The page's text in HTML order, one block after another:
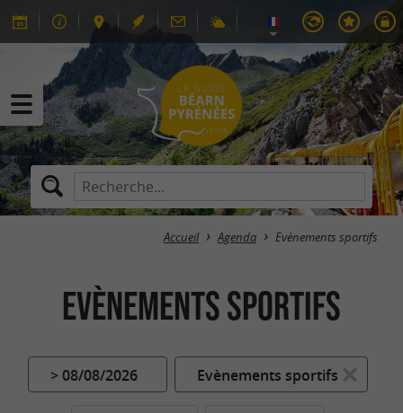
Accueil Agenda Evènements sportifs
Evènements sportifs
> 08/08/2026 Evènements sportifs